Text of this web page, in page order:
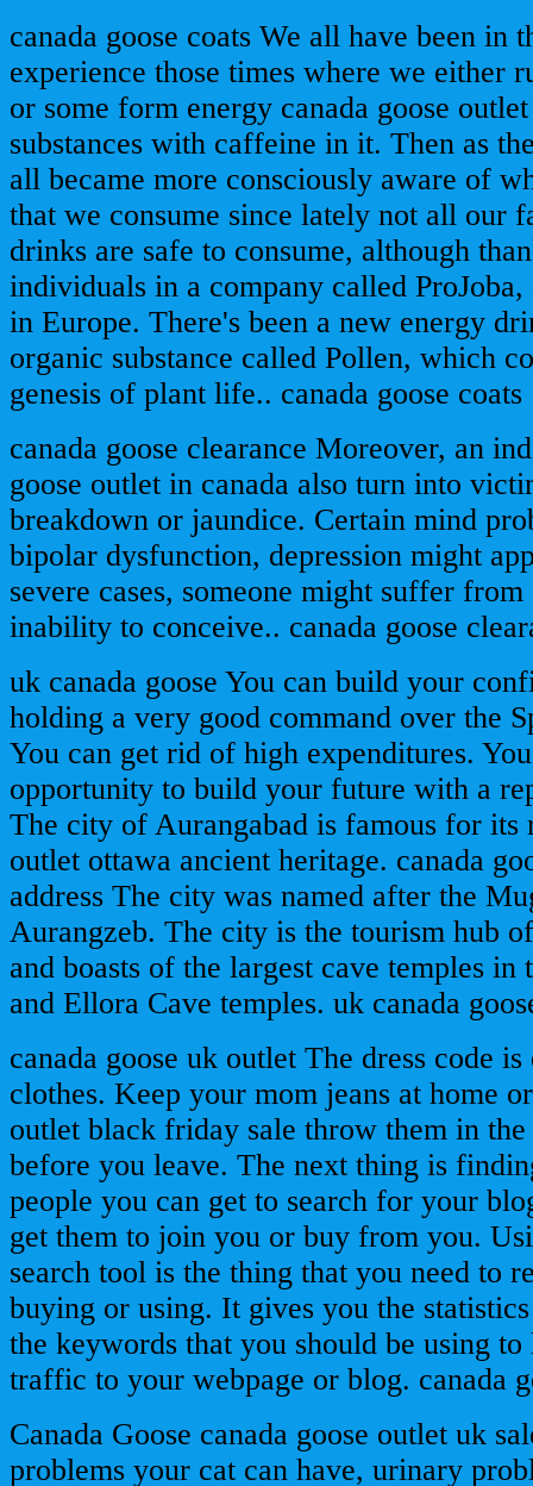
canada goose coats We all have been in
experience those times where we either
or some form energy canada goose
substances with caffeine in it. Then as
all became more consciously aware of
that we consume since lately not all our
drinks are safe to consume, although
individuals in a company called ProJoba,
in Europe. There's been a new energy
organic substance called Pollen, which
genesis of plant life.. canada goose coats
canada goose clearance Moreover, an
goose outlet in canada also turn into
breakdown or jaundice. Certain mind
bipolar dysfunction, depression might
severe cases, someone might suffer
inability to conceive.. canada goose
uk canada goose You can build your
holding a very good command over the
You can get rid of high expenditures.
opportunity to build your future with a
The city of Aurangabad is famous for its
outlet ottawa ancient heritage. canada
address The city was named after the
Aurangzeb. The city is the tourism hub
and boasts of the largest cave temples
and Ellora Cave temples. uk canada
canada goose uk outlet The dress code
clothes. Keep your mom jeans at home
outlet black friday sale throw them in
before you leave. The next thing is
people you can get to search for your
get them to join you or buy from you.
search tool is the thing that you need to
buying or using. It gives you the
the keywords that you should be using
traffic to your webpage or blog. canada
Canada Goose canada goose outlet uk
problems your cat can have, urinary